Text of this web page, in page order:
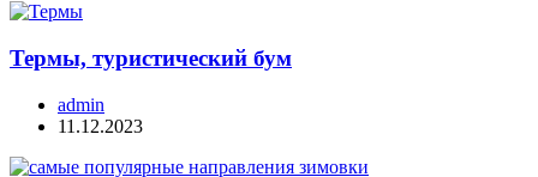
Термы, туристический бум
admin
11.12.2023